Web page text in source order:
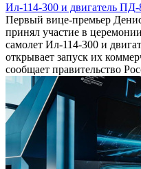
Ил-114-300 и двигатель
Первый вице-премьер
принял участие в
самолет Ил-114-300 и
открывает запуск их
сообщает правительство